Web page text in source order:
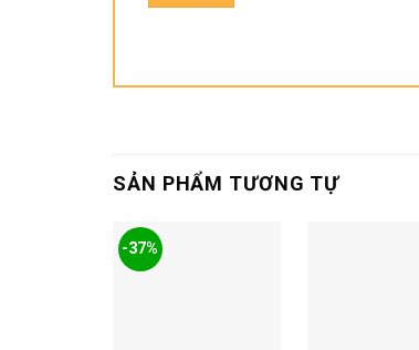
SẢN PHẨM TƯƠNG TỰ
-37%